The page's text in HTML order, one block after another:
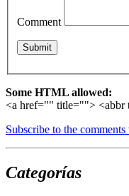
Comment
Some HTML allowed:
<a href="" title=""> <abbr
Subscribe to the
Categorías